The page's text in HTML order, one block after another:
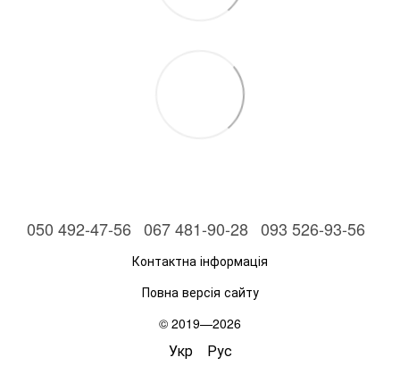
050 492-47-56 067 481-90-28 093 526-93-56
Контактна інформація
Повна версія сайту
© 2019—2026
Укр Рус